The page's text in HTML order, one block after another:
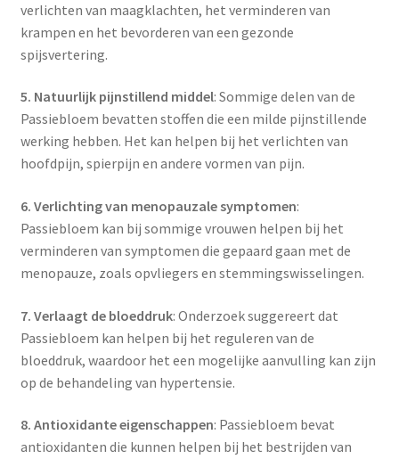
verlichten van maagklachten, het verminderen van
krampen en het bevorderen van een gezonde
spijsvertering.
5. Natuurlijk pijnstillend middel: Sommige delen van de
Passiebloem bevatten stoffen die een milde pijnstillende
werking hebben. Het kan helpen bij het verlichten van
hoofdpijn, spierpijn en andere vormen van pijn.
6. Verlichting van menopauzale symptomen:
Passiebloem kan bij sommige vrouwen helpen bij het
verminderen van symptomen die gepaard gaan met de
menopauze, zoals opvliegers en stemmingswisselingen.
7. Verlaagt de bloeddruk: Onderzoek suggereert dat
Passiebloem kan helpen bij het reguleren van de
bloeddruk, waardoor het een mogelijke aanvulling kan zijn
op de behandeling van hypertensie.
8. Antioxidante eigenschappen: Passiebloem bevat
antioxidanten die kunnen helpen bij het bestrijden van